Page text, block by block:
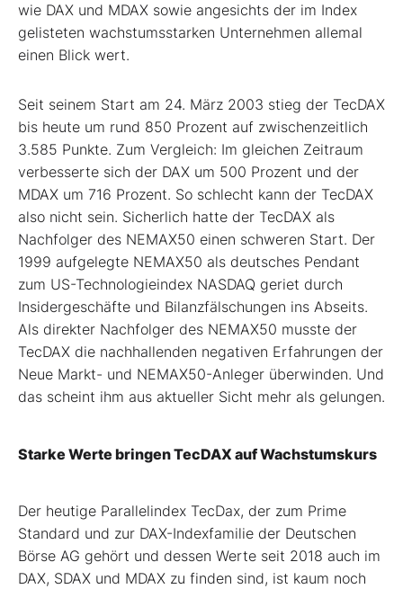
wie DAX und MDAX sowie angesichts der im Index
gelisteten wachstumsstarken Unternehmen allemal
einen Blick wert.
Seit seinem Start am 24. März 2003 stieg der TecDAX
bis heute um rund 850 Prozent auf zwischenzeitlich
3.585 Punkte. Zum Vergleich: Im gleichen Zeitraum
verbesserte sich der DAX um 500 Prozent und der
MDAX um 716 Prozent. So schlecht kann der TecDAX
also nicht sein. Sicherlich hatte der TecDAX als
Nachfolger des NEMAX50 einen schweren Start. Der
1999 aufgelegte NEMAX50 als deutsches Pendant
zum US-Technologieindex NASDAQ geriet durch
Insidergeschäfte und Bilanzfälschungen ins Abseits.
Als direkter Nachfolger des NEMAX50 musste der
TecDAX die nachhallenden negativen Erfahrungen der
Neue Markt- und NEMAX50-Anleger überwinden. Und
das scheint ihm aus aktueller Sicht mehr als gelungen.
Starke Werte bringen TecDAX auf Wachstumskurs
Der heutige Parallelindex TecDax, der zum Prime
Standard und zur DAX-Indexfamilie der Deutschen
Börse AG gehört und dessen Werte seit 2018 auch im
DAX, SDAX und MDAX zu finden sind, ist kaum noch